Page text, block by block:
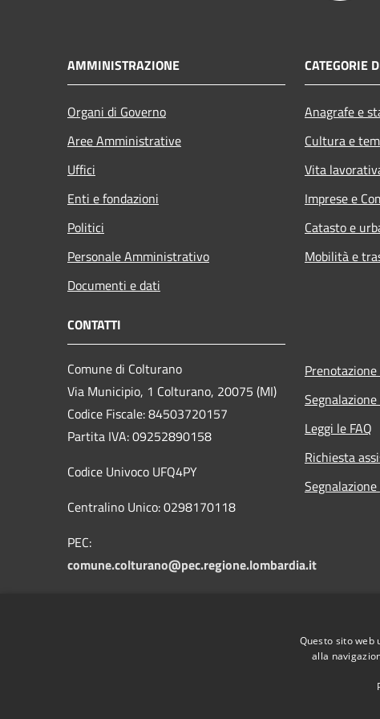
AMMINISTRAZIONE
Organi di Governo
Aree Amministrative
Uffici
Enti e fondazioni
Politici
Personale Amministrativo
Documenti e dati
CATEGORIE
Anagrafe e
Cultura e
Vita
Imprese e
Catasto e
Mobilità e
CONTATTI
Comune di Colturano
Via Municipio, 1 Colturano, 20075 (MI)
Codice Fiscale: 84503720157
Partita IVA: 09252890158
Codice Univoco UFQ4PY
Centralino Unico: 0298170118
PEC:
comune.colturano@pec.regione.lombardia.it
Leggi le FAQ
Richiesta
Questo sito
alla